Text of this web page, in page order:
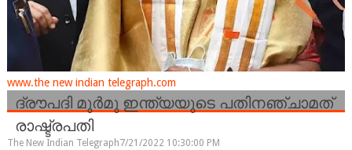
www.the new indian telegraph.com
ദ്രൗപദി മുർമു ഇന്ത്യയുടെ പതിനഞ്ചാമത്
രാഷ്ട്രപതി
The New Indian Telegraph7/21/2022 10:30:00 PM